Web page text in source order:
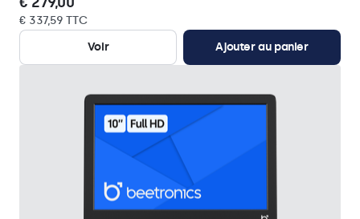
€ 337,59 TTC
Voir
Ajouter au panier